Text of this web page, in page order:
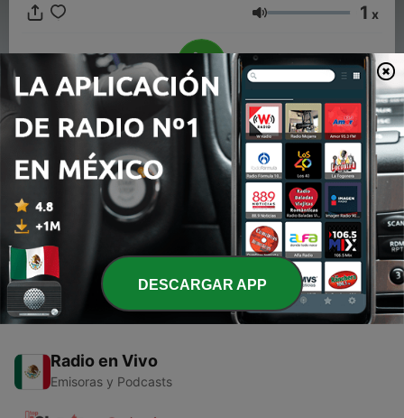
radio That is for you
Volumen 1 x
00:00
Episodios
- Ricky martin en noche de romance
Radio en Vivo
Emisoras y Podcasts
DESCARGAR APP